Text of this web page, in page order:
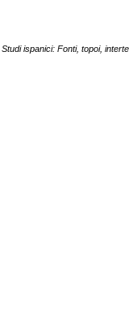
Studi ispanici: Fonti, topoi,